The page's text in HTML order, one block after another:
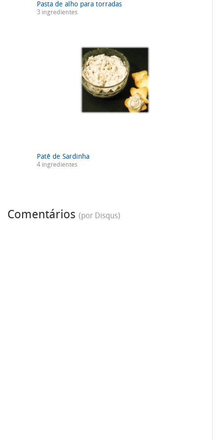
Pasta de alho para torradas
3 ingredientes
Patê de Sardinha
4 ingredientes
Comentários (por Disqus)